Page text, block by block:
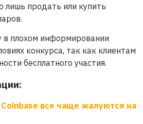
лишь продать или купить
в плохом информировании
конкурса, так как клиентам
бесплатного участия.
все чаще жалуются на